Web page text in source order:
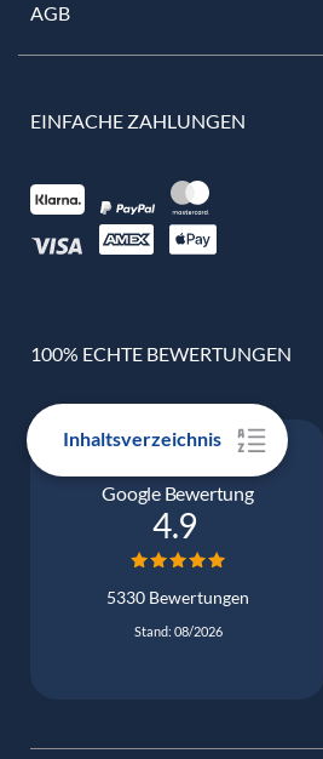
Inhaltsverzeichnis
AGB
EINFACHE ZAHLUNGEN
100% ECHTE BEWERTUNGEN
Google Bewertung
4.9
5330 Bewertungen
Stand: 08/2026